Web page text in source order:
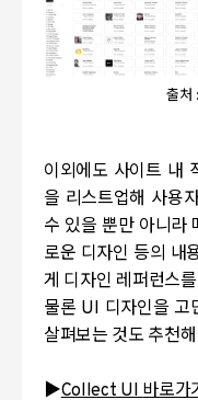
출처
이외에도 사이트 내
을 리스트업해 사용
수 있을 뿐만 아니라
로운 디자인 등의 내
게 디자인 레퍼런스
물론 UI 디자인을 고
살펴보는 것도 추천
▶Collect UI 바로가